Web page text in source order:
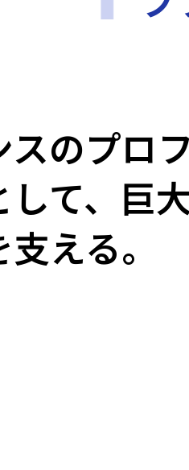
のプロ
て、巨
える。